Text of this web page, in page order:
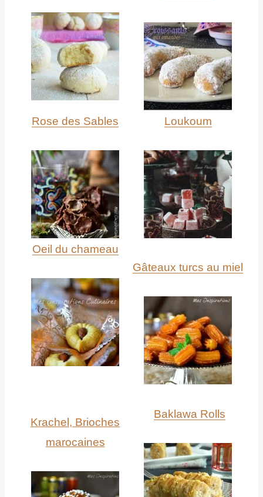
Rose des Sables Loukoum
Oeil du chameau
Gâteaux turcs au miel
Krachel, Brioches
marocaines
Baklawa Rolls